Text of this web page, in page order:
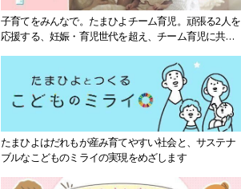
子育てをみんなで。たまひよチーム育児。頑張る2人を
応援する、妊娠・育児世代を超え、チーム育児に共感
たまひよはだれもが産み育てやすい社会と、サステナ
ブルなこどものミライの実現をめざします